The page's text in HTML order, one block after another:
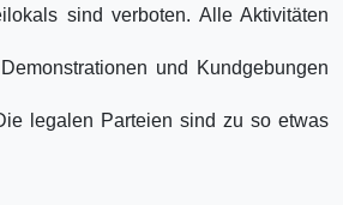
sind verboten. Alle Aktivitäten
und Kundgebungen
legalen Parteien sind zu so etwas